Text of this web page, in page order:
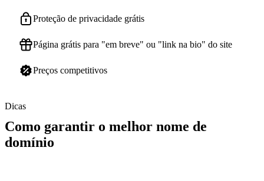
Proteção de privacidade grátis
Página grátis para "em breve" ou "link na bio" do site
Preços competitivos
Dicas
Como garantir o melhor nome de
domínio